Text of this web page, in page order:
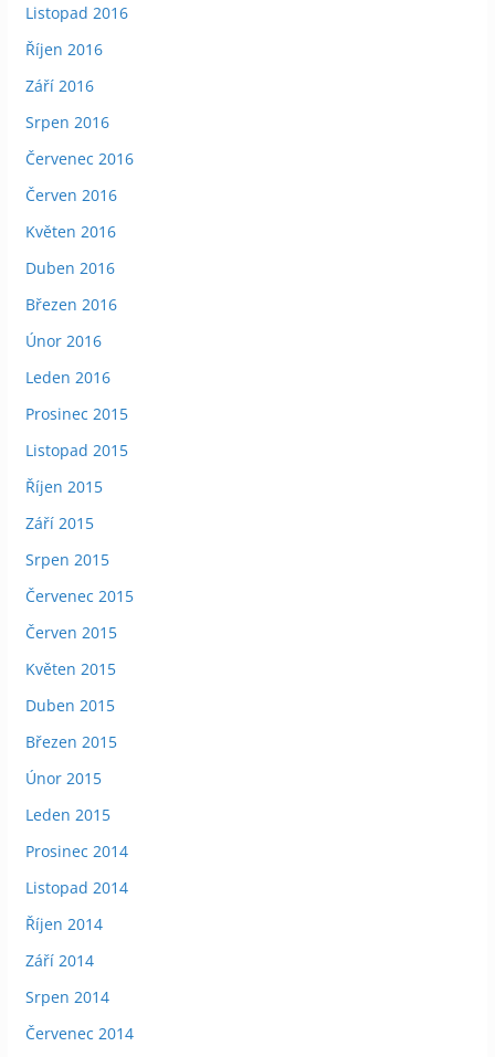
Listopad 2016
Říjen 2016
Září 2016
Srpen 2016
Červenec 2016
Červen 2016
Květen 2016
Duben 2016
Březen 2016
Únor 2016
Leden 2016
Prosinec 2015
Listopad 2015
Říjen 2015
Září 2015
Srpen 2015
Červenec 2015
Červen 2015
Květen 2015
Duben 2015
Březen 2015
Únor 2015
Leden 2015
Prosinec 2014
Listopad 2014
Říjen 2014
Září 2014
Srpen 2014
Červenec 2014